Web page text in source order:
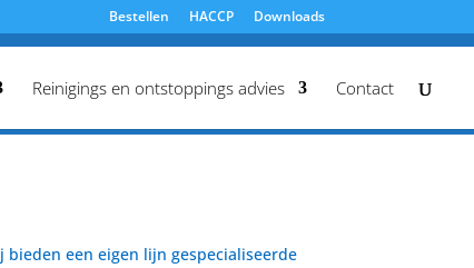
Bestellen HACCP Downloads
Reinigings en ontstoppings advies Contact
een eigen lijn gespecialiseerde